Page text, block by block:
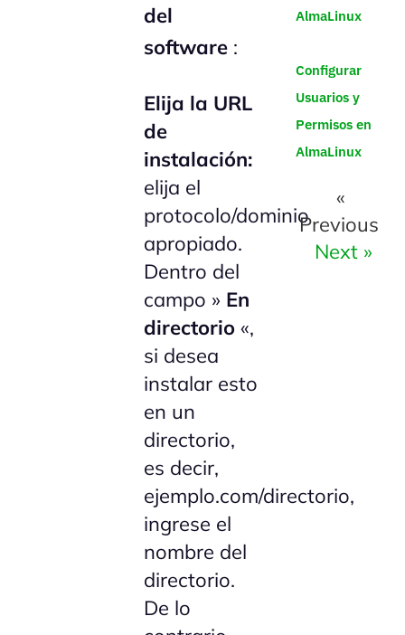
del
software :
Elija la URL
de
instalación:
elija el
protocolo/dominio
apropiado.
Dentro del
campo » En
directorio «,
si desea
instalar esto
en un
directorio,
es decir,
ejemplo.com/directorio,
ingrese el
nombre del
directorio.
De lo
AlmaLinux
Configurar
Usuarios y
Permisos en
AlmaLinux
«
Previous
Next »